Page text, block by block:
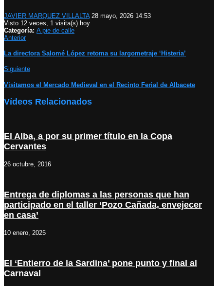
JAVIER MARQUEZ VILLALTA 28 mayo, 2026 14:53
Visto 12 veces, 1 visita(s) hoy
Categoría: A pie de calle
Anterior
La directora Salomé López retoma su largometraje ‘Histeria’
Siguiente
Visitamos el Mercado Medieval en el Recinto Ferial de Albacete
Vídeos Relacionados
El Alba, a por su primer título en la Copa
Cervantes
26 octubre, 2016
Entrega de diplomas a las personas que han
participado en el taller ‘Pozo Cañada, envejecer
en casa’
10 enero, 2025
El ‘Entierro de la Sardina’ pone punto y final al
Carnaval